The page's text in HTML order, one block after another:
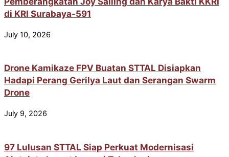
di KRI Surabaya-591
July 10, 2026
Drone Kamikaze FPV Buatan STTAL Disiapkan
Hadapi Perang Gerilya Laut dan Serangan Swarm
Drone
July 9, 2026
97 Lulusan STTAL Siap Perkuat Modernisasi